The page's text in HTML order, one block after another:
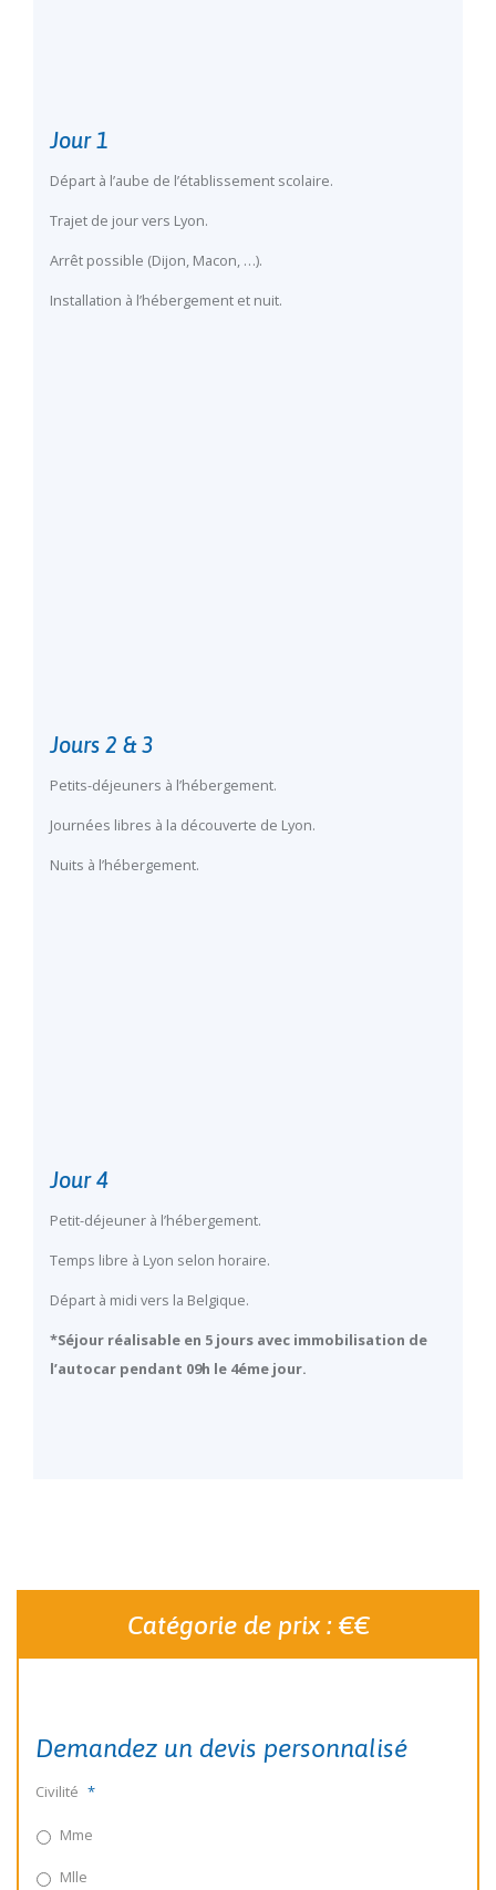
Jour 1
Départ à l’aube de l’établissement scolaire.
Trajet de jour vers Lyon.
Arrêt possible (Dijon, Macon, …).
Installation à l’hébergement et nuit.
Jours 2 & 3
Petits-déjeuners à l’hébergement.
Journées libres à la découverte de Lyon.
Nuits à l’hébergement.
Jour 4
Petit-déjeuner à l’hébergement.
Temps libre à Lyon selon horaire.
Départ à midi vers la Belgique.
*Séjour réalisable en 5 jours avec immobilisation de
l’autocar pendant 09h le 4éme jour.
Catégorie de prix : €€
Demandez un devis personnalisé
Civilité *
Mme
Mlle